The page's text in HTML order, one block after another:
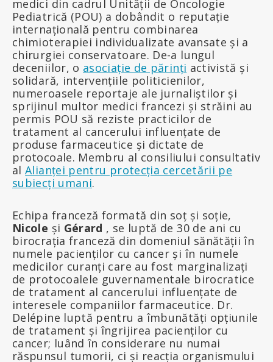
medici din cadrul Unității de Oncologie
Pediatrică (POU) a dobândit o reputație
internațională pentru combinarea
chimioterapiei individualizate avansate și a
chirurgiei conservatoare. De-a lungul
deceniilor, o asociație de părinți activistă și
solidară, intervențiile politicienilor,
numeroasele reportaje ale jurnaliștilor și
sprijinul multor medici francezi și străini au
permis POU să reziste practicilor de
tratament al cancerului influențate de
produse farmaceutice și dictate de
protocoale. Membru al consiliului consultativ
alAlianței pentru protecția cercetării pe
subiecți umani.
Echipa franceză formată din soț și soție,
Nicole și Gérard , se luptă de 30 de ani cu
birocrația franceză din domeniul sănătății în
numele pacienților cu cancer și în numele
medicilor curanți care au fost marginalizați
de protocoalele guvernamentale birocratice
de tratament al cancerului influențate de
interesele companiilor farmaceutice. Dr.
Delépine luptă pentru a îmbunătăți opțiunile
de tratament și îngrijirea pacienților cu
cancer; luând în considerare nu numai
răspunsul tumorii, ci și reacția organismului